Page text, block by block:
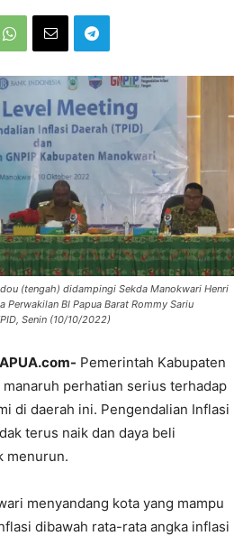
(tengah) didampingi Sekda Manokwari Henri
Perwakilan BI Papua Barat Rommy Sariu
Senin (10/10/2022)
Pemerintah Kabupaten
perhatian serius terhadap
di daerah ini. Pengendalian Inflasi
terus naik dan daya beli
menurun.
menyandang kota yang mampu
dibawah rata-rata angka inflasi